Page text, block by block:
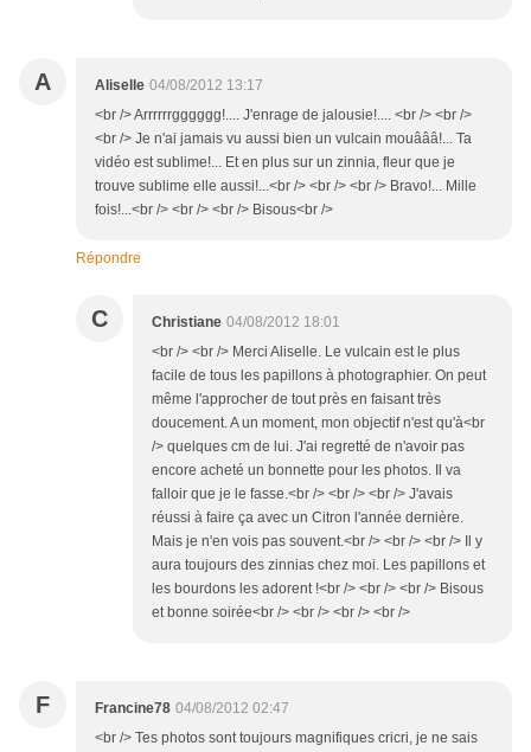
A Aliselle 04/08/2012 13:17
<br /> Arrrrrrgggggg!.... J'enrage de jalousie!.... <br /> <br />
<br /> Je n'ai jamais vu aussi bien un vulcain mouâââ!... Ta
vidéo est sublime!... Et en plus sur un zinnia, fleur que je
trouve sublime elle aussi!...<br /> <br /> <br /> Bravo!... Mille
fois!...<br /> <br /> <br /> Bisous<br />
Répondre
C Christiane 04/08/2012 18:01
<br /> <br /> Merci Aliselle. Le vulcain est le plus
facile de tous les papillons à photographier. On peut
même l'approcher de tout près en faisant très
doucement. A un moment, mon objectif n'est qu'à<br
/> quelques cm de lui. J'ai regretté de n'avoir pas
encore acheté un bonnette pour les photos. Il va
falloir que je le fasse.<br /> <br /> <br /> J'avais
réussi à faire ça avec un Citron l'année dernière.
Mais je n'en vois pas souvent.<br /> <br /> <br /> Il y
aura toujours des zinnias chez moi. Les papillons et
les bourdons les adorent !<br /> <br /> <br /> Bisous
et bonne soirée<br /> <br /> <br /> <br />
F Francine78 04/08/2012 02:47
<br /> Tes photos sont toujours magnifiques cricri, je ne sais